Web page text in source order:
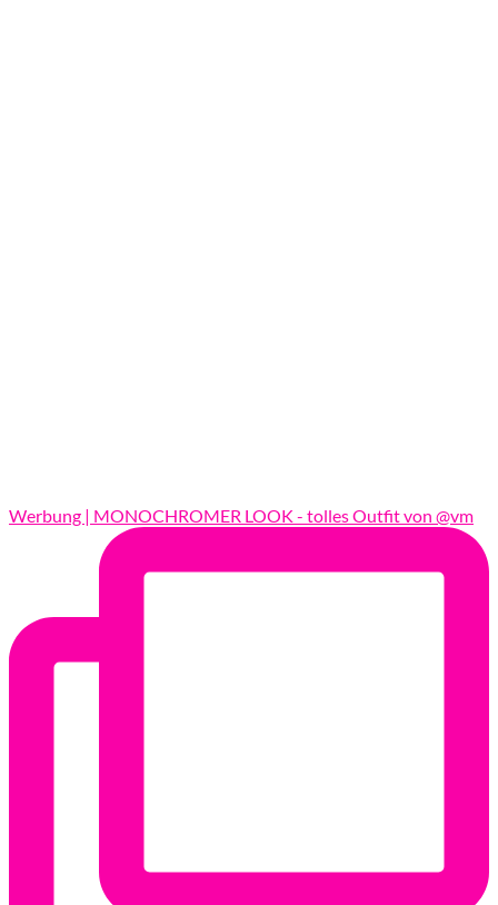
Werbung | MONOCHROMER LOOK - tolles Outfit von @vm